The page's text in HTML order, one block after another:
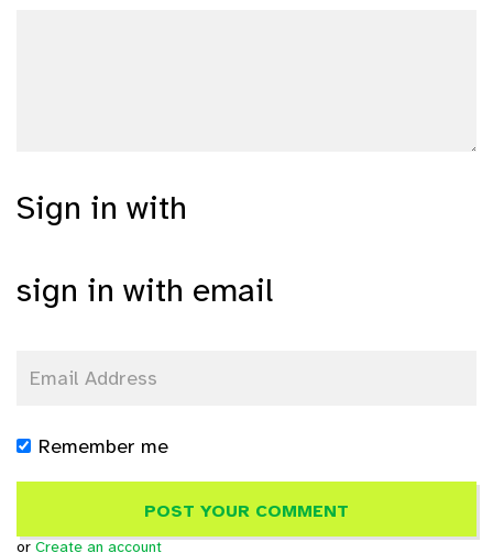
Sign in with
sign in with email
Remember me
or Create an account